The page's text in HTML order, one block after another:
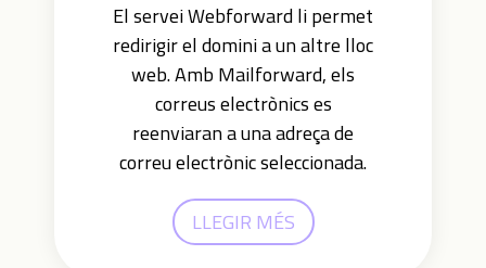
El servei Webforward li permet
redirigir el domini a un altre lloc
web. Amb Mailforward, els
correus electrònics es
reenviaran a una adreça de
correu electrònic seleccionada.
LLEGIR MÉS